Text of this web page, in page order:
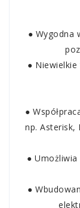
● Wygodna
●
●
np. Asterisk,
●
●